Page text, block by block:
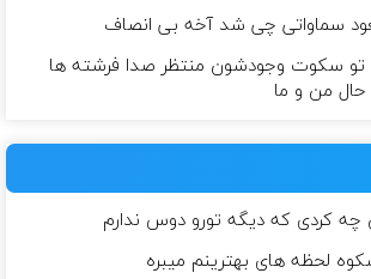
سماواتى چی شد آخه بی انصاف
تو سکوت وجودشون منتظر صدا فرشته ها
من و ما
چه کردی که دیگه تورو دوس ندارم
لحظه های بهترینم میبره